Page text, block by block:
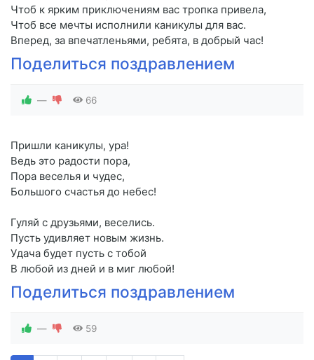
Чтоб к ярким приключениям вас тропка привела,
Чтоб все мечты исполнили каникулы для вас.
Вперед, за впечатленьями, ребята, в добрый час!
Поделиться поздравлением
— 66
Пришли каникулы, ура!
Ведь это радости пора,
Пора веселья и чудес,
Большого счастья до небес!
Гуляй с друзьями, веселись.
Пусть удивляет новым жизнь.
Удача будет пусть с тобой
В любой из дней и в миг любой!
Поделиться поздравлением
— 59